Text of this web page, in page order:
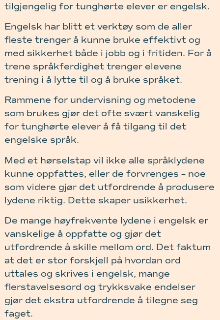
tilgjengelig for tunghørte elever er engelsk.
Engelsk har blitt et verktøy som de aller
fleste trenger å kunne bruke effektivt og
med sikkerhet både i jobb og i fritiden. For å
trene språkferdighet trenger elevene
trening i å lytte til og å bruke språket.
Rammene for undervisning og metodene
som brukes gjør det ofte svært vanskelig
for tunghørte elever å få tilgang til det
engelske språk.
Med et hørselstap vil ikke alle språklydene
kunne oppfattes, eller de forvrenges – noe
som videre gjør det utfordrende å produsere
lydene riktig. Dette skaper usikkerhet.
De mange høyfrekvente lydene i engelsk er
vanskelige å oppfatte og gjør det
utfordrende å skille mellom ord. Det faktum
at det er stor forskjell på hvordan ord
uttales og skrives i engelsk, mange
flerstavelsesord og trykksvake endelser
gjør det ekstra utfordrende å tilegne seg
faget.